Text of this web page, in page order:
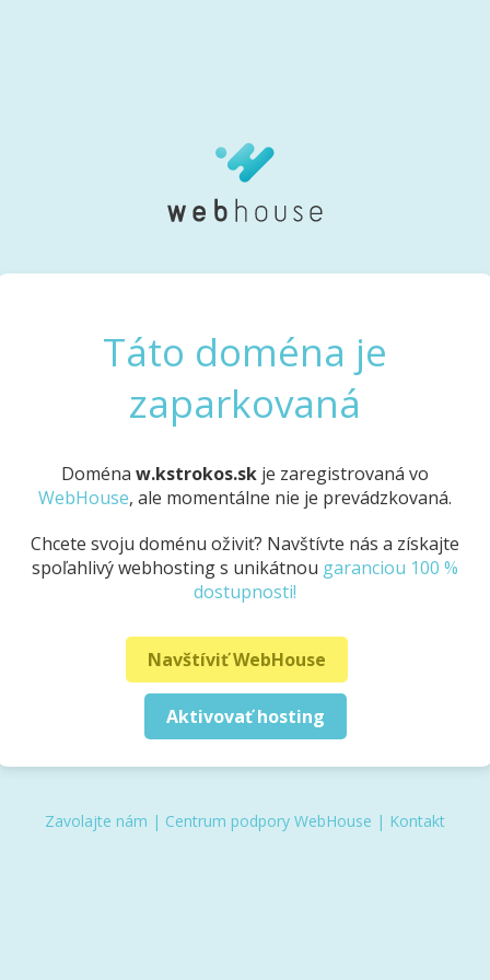
Táto doména je
zaparkovaná
Doména w.kstrokos.sk je zaregistrovaná vo
WebHouse, ale momentálne nie je prevádzkovaná.
Chcete svoju doménu oživiť? Navštívte nás a získajte
spoľahlivý webhosting s unikátnou garanciou 100 %
dostupnosti!
Navštíviť WebHouse
Aktivovať hosting
Zavolajte nám | Centrum podpory WebHouse | Kontakt